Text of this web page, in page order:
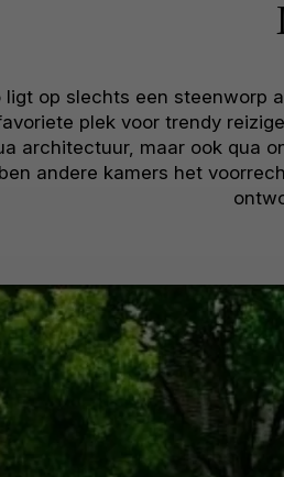
ligt op slechts een steenworp
plek voor trendy
architectuur, maar ook qua
andere kamers het